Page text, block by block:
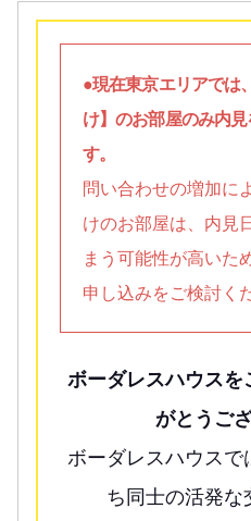
●現在東京エリアでは
け】のお部屋のみ内
す。
問い合わせの増加に
けのお部屋は、内見
まう可能性が高いた
申し込みをご検討く
ボーダレスハウスを
がとうご
ボーダレスハウスで
ち同士の活発な